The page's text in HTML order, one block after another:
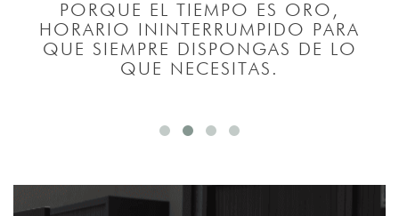
PORQUE EL TIEMPO ES ORO,
HORARIO ININTERRUMPIDO PARA
QUE SIEMPRE DISPONGAS DE LO
QUE NECESITAS.